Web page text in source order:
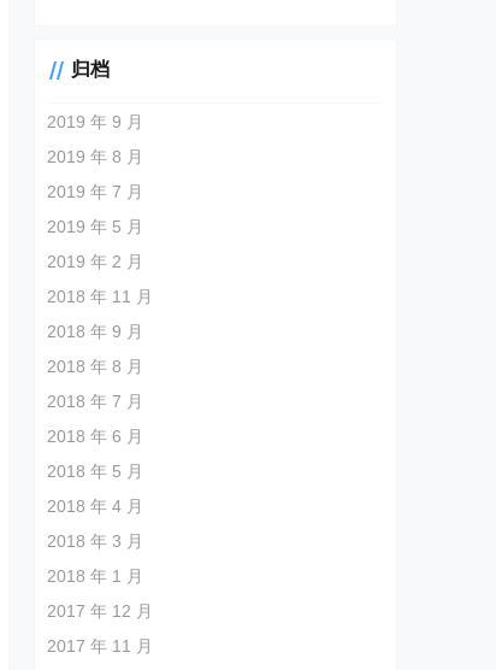
归档
2019 年 9 月
2019 年 8 月
2019 年 7 月
2019 年 5 月
2019 年 2 月
2018 年 11 月
2018 年 9 月
2018 年 8 月
2018 年 7 月
2018 年 6 月
2018 年 5 月
2018 年 4 月
2018 年 3 月
2018 年 1 月
2017 年 12 月
2017 年 11 月